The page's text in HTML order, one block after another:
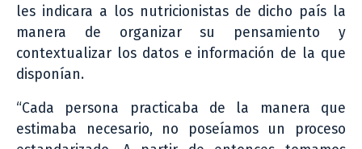
les indicara a los nutricionistas de dicho país la
manera de organizar su pensamiento y
contextualizar los datos e información de la que
disponían.
“Cada persona practicaba de la manera que
estimaba necesario, no poseíamos un proceso